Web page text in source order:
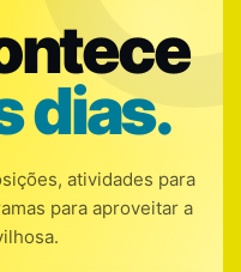
dias.
atividades para
para aproveitar a